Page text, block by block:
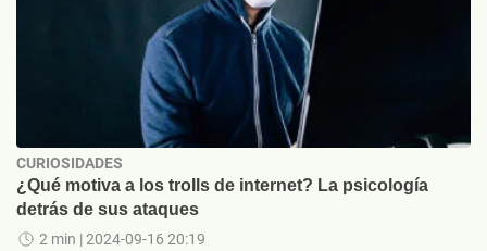
CURIOSIDADES
¿Qué motiva a los trolls de internet? La psicología
detrás de sus ataques
2 min | 2024-09-16 20:19